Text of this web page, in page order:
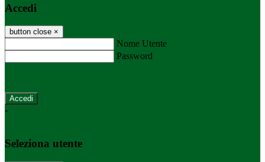
Accedi
button close ×
Nome Utente
Password
-
Seleziona utente